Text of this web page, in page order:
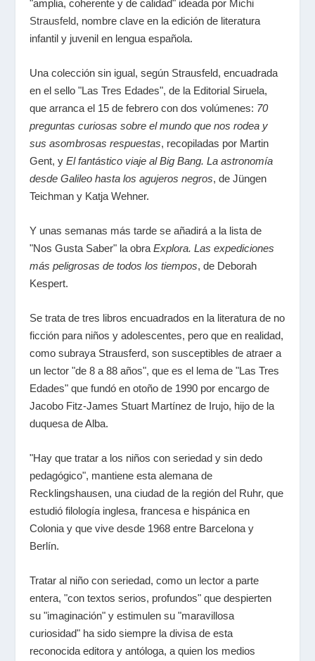
"amplia, coherente y de calidad" ideada por Michi
Strausfeld, nombre clave en la edición de literatura
infantil y juvenil en lengua española.
Una colección sin igual, según Strausfeld, encuadrada
en el sello "Las Tres Edades", de la Editorial Siruela,
que arranca el 15 de febrero con dos volúmenes: 70
preguntas curiosas sobre el mundo que nos rodea y
sus asombrosas respuestas, recopiladas por Martin
Gent, yEl fantástico viaje al Big Bang. La astronomía
desde Galileo hasta los agujeros negros, de Jüngen
Teichman y Katja Wehner.
Y unas semanas más tarde se añadirá a la lista de
"Nos Gusta Saber" la obraExplora. Las expediciones
más peligrosas de todos los tiempos, de Deborah
Kespert.
Se trata de tres libros encuadrados en la literatura de no
ficción para niños y adolescentes, pero que en realidad,
como subraya Strausferd, son susceptibles de atraer a
un lector "de 8 a 88 años", que es el lema de "Las Tres
Edades" que fundó en otoño de 1990 por encargo de
Jacobo Fitz-James Stuart Martínez de Irujo, hijo de la
duquesa de Alba.
"Hay que tratar a los niños con seriedad y sin dedo
pedagógico", mantiene esta alemana de
Recklingshausen, una ciudad de la región del Ruhr, que
estudió filología inglesa, francesa e hispánica en
Colonia y que vive desde 1968 entre Barcelona y
Berlín.
Tratar al niño con seriedad, como un lector a parte
entera, "con textos serios, profundos" que despierten
su "imaginación" y estimulen su "maravillosa
curiosidad" ha sido siempre la divisa de esta
reconocida editora y antóloga, a quien los medios